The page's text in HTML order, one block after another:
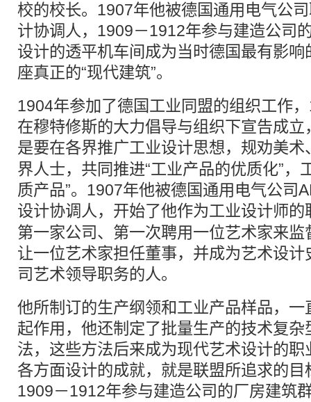
校的校长。1907年他被德国通用电气公
计协调人，1909－1912年参与建造公司
设计的透平机车间成为当时德国最有影
座真正的“现代建筑”。
1904年参加了德国工业同盟的组织工作
在穆特修斯的大力倡导与组织下宣告成
是要在各界推广工业设计思想，规劝美术
界人士，共同推进“工业产品的优质化”，
质产品”。1907年他被德国通用电气公司
设计协调人，开始了他作为工业设计师的
第一家公司、第一次聘用一位艺术家来
让一位艺术家担任董事，并成为艺术设
司艺术领导职务的人。
他所制订的生产纲领和工业产品样品，
起作用，他还制定了批量生产的技术复
法，这些方法后来成为现代艺术设计的
各方面设计的成就，就是联盟所追求的
1909－1912年参与建造公司的厂房建筑